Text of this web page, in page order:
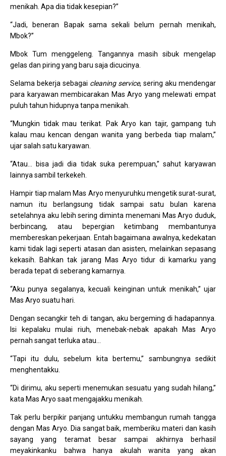
menikah. Apa dia tidak kesepian?”
“Jadi, beneran Bapak sama sekali belum pernah menikah,
Mbok?”
Mbok Tum menggeleng. Tangannya masih sibuk mengelap
gelas dan piring yang baru saja dicucinya.
Selama bekerja sebagai cleaning service, sering aku mendengar
para karyawan membicarakan Mas Aryo yang melewati empat
puluh tahun hidupnya tanpa menikah.
“Mungkin tidak mau terikat. Pak Aryo kan tajir, gampang tuh
kalau mau kencan dengan wanita yang berbeda tiap malam,”
ujar salah satu karyawan.
“Atau… bisa jadi dia tidak suka perempuan,” sahut karyawan
lainnya sambil terkekeh.
Hampir tiap malam Mas Aryo menyuruhku mengetik surat-surat,
namun itu berlangsung tidak sampai satu bulan karena
setelahnya aku lebih sering diminta menemani Mas Aryo duduk,
berbincang, atau bepergian ketimbang membantunya
membereskan pekerjaan. Entah bagaimana awalnya, kedekatan
kami tidak lagi seperti atasan dan asisten, melainkan sepasang
kekasih. Bahkan tak jarang Mas Aryo tidur di kamarku yang
berada tepat di seberang kamarnya.
“Aku punya segalanya, kecuali keinginan untuk menikah,” ujar
Mas Aryo suatu hari.
Dengan secangkir teh di tangan, aku bergeming di hadapannya.
Isi kepalaku mulai riuh, menebak-nebak apakah Mas Aryo
pernah sangat terluka atau…
“Tapi itu dulu, sebelum kita bertemu,” sambungnya sedikit
menghentakku.
“Di dirimu, aku seperti menemukan sesuatu yang sudah hilang,”
kata Mas Aryo saat mengajakku menikah.
Tak perlu berpikir panjang untukku membangun rumah tangga
dengan Mas Aryo. Dia sangat baik, memberiku materi dan kasih
sayang yang teramat besar sampai akhirnya berhasil
meyakinkanku bahwa hanya akulah wanita yang akan